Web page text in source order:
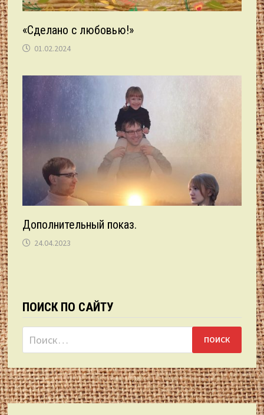
«Сделано с любовью!»
01.02.2024
Дополнительный показ.
24.04.2023
ПОИСК ПО САЙТУ
Найти: